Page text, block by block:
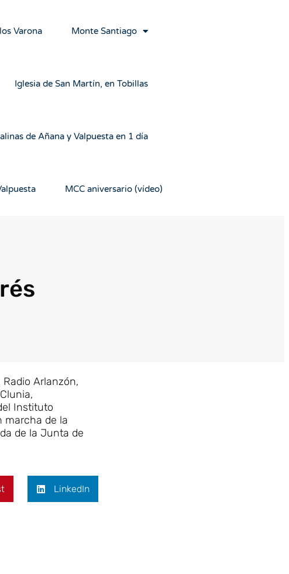
Varona Monte Santiago
Iglesia de San Martín, en Tobillas
de Añana y Valpuesta en 1 día
MCC aniversario (vídeo)
Arlanzón,
Instituto
marcha de la
de la Junta de
LinkedIn